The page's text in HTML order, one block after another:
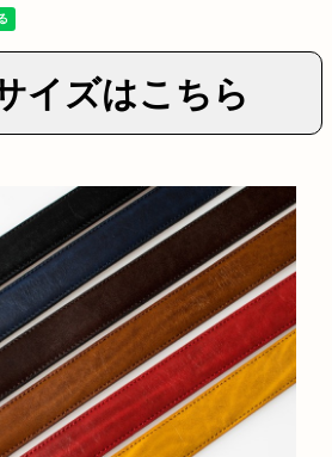
イズはこちら